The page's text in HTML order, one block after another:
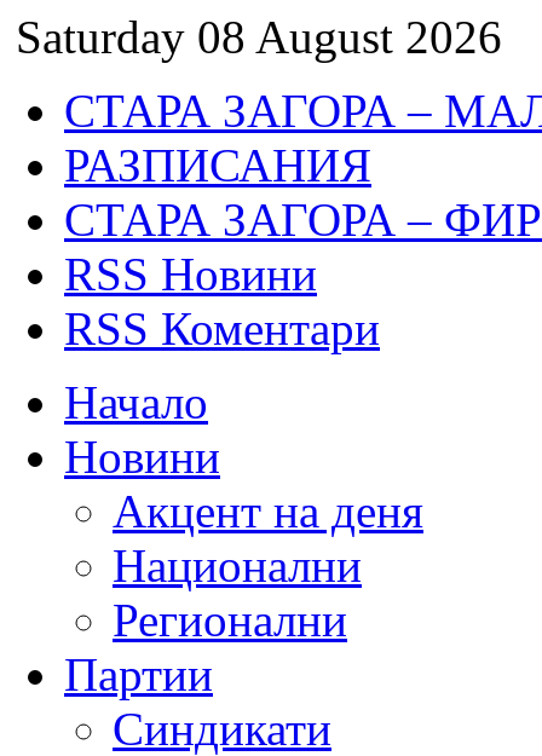
Saturday 08 August 2026
СТАРА ЗАГОРА –
РАЗПИСАНИЯ
СТАРА ЗАГОРА –
RSS Новини
RSS Коментари
Начало
Новини
Акцент на деня
Национални
Регионални
Партии
Синдикати